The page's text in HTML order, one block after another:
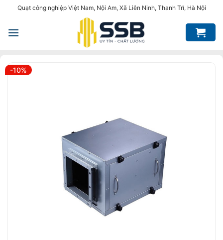
nội
Quạt công nghiệp Việt Nam, Nội Am, Xã Liên Ninh, Thanh Trì, Hà Nội
-10%